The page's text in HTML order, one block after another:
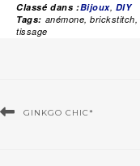
Classé dans :Bijoux, DIY
Tags: anémone,brickstitch,
tissage
GINKGO CHIC*